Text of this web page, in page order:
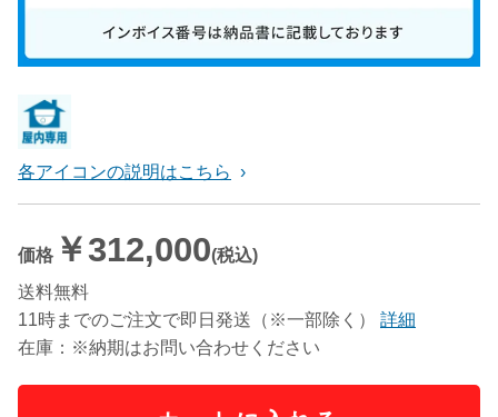
各アイコンの説明はこちら
価格 ￥312,000(税込)
送料無料
11時までのご注文で即日発送（※一部除く）
詳細
在庫：※納期はお問い合わせください